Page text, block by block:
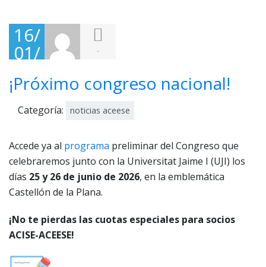
16/
01/
202
6
-
¡Próximo congreso nacional!
Categoría: noticias aceese
Accede ya al programa preliminar del Congreso que
celebraremos junto con la Universitat Jaime I (UJI) los
días 25 y 26 de junio de 2026, en la emblemática
Castellón de la Plana.
¡No te pierdas las cuotas especiales para socios
ACISE-ACEESE!